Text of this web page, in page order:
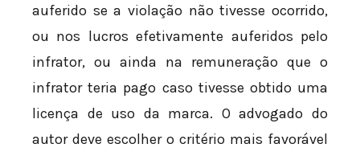
auferido se a violação não tivesse ocorrido,
ou nos lucros efetivamente auferidos pelo
infrator, ou ainda na remuneração que o
infrator teria pago caso tivesse obtido uma
licença de uso da marca. O advogado do
autor deve escolher o critério mais favorável